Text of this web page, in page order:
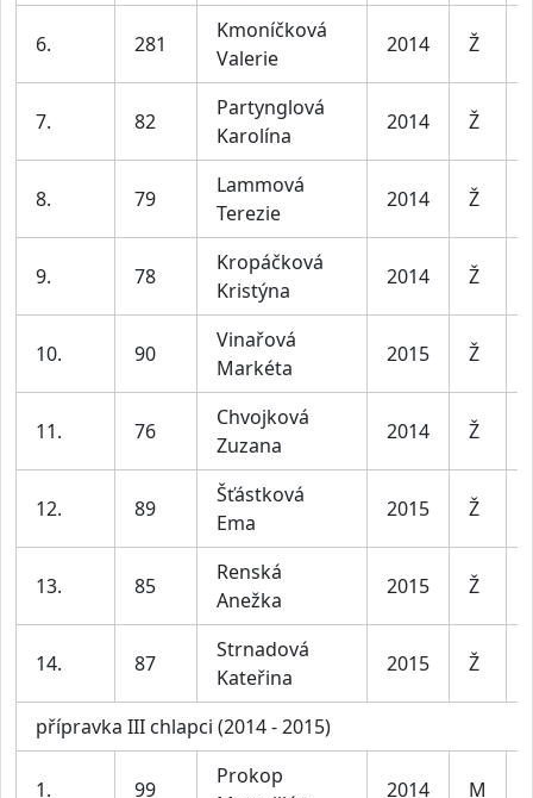
6. 281
Kmoníčková
Valerie
2014 Ž
7. 82
Partynglová
Karolína
2014 Ž
8. 79
Lammová
Terezie
2014 Ž
9. 78
Kropáčková
Kristýna
2014 Ž
10. 90
Vinařová
Markéta
2015 Ž
11. 76
Chvojková
Zuzana
2014 Ž
12. 89
Šťástková
Ema
2015 Ž
13. 85
Renská
Anežka
2015 Ž
14. 87
Strnadová
Kateřina
2015 Ž
přípravka III chlapci (2014 - 2015)
1. 99
Prokop
2014 M